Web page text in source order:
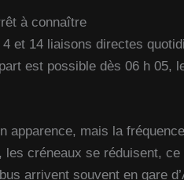
à connaître
et 14 liaisons directes
est possible dès 06 h 05,
apparence, mais la
créneaux se réduisent,
arrivent souvent en gare